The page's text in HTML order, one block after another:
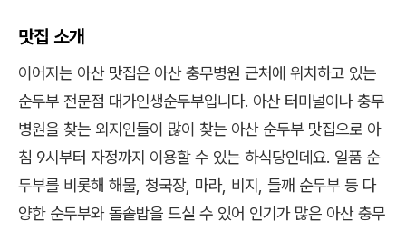
맛집 소개
이어지는 아산 맛집은 아산 충무병원 근처에 위치하고 있는
순두부 전문점 대가인생순두부입니다. 아산 터미널이나 충무
병원을 찾는 외지인들이 많이 찾는 아산 순두부 맛집으로 아
침 9시부터 자정까지 이용할 수 있는 하식당인데요. 일품 순
두부를 비롯해 해물, 청국장, 마라, 비지, 들깨 순두부 등 다
양한 순두부와 돌솥밥을 드실 수 있어 인기가 많은 아산 충무